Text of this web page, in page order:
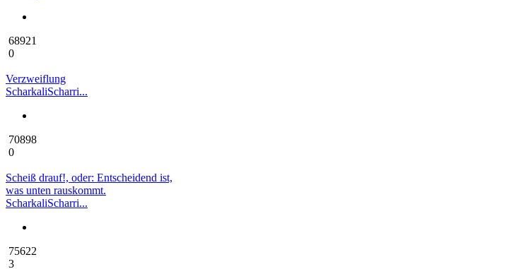
68921
0
Verzweiflung
ScharkaliScharri...
70898
0
Scheiß drauf!, oder: Entscheidend ist,
was unten rauskommt.
ScharkaliScharri...
75622
3